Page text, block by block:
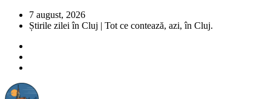
7 august, 2026
Știrile zilei în Cluj | Tot ce contează, azi, în Cluj.